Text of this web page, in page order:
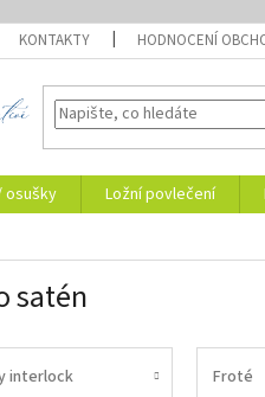
KONTAKTY HODNOCENÍ
osušky Ložní povlečení
satén
interlock Froté